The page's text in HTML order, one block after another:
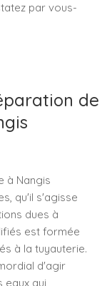
par vous-
de
à Nangis
qu'il s'agisse
dues à
est formée
à la tuyauterie.
d'agir
qui